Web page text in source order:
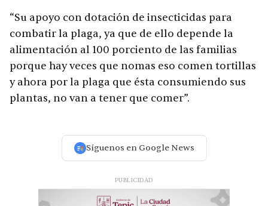
“Su apoyo con dotación de insecticidas para
combatir la plaga, ya que de ello depende la
alimentación al 100 porciento de las familias
porque hay veces que nomas eso comen tortillas
y ahora por la plaga que ésta consumiendo sus
plantas, no van a tener que comer”.
Síguenos en Google News
PUBLICIDAD